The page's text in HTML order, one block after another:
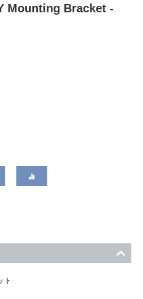
Mounting Bracket -
ト